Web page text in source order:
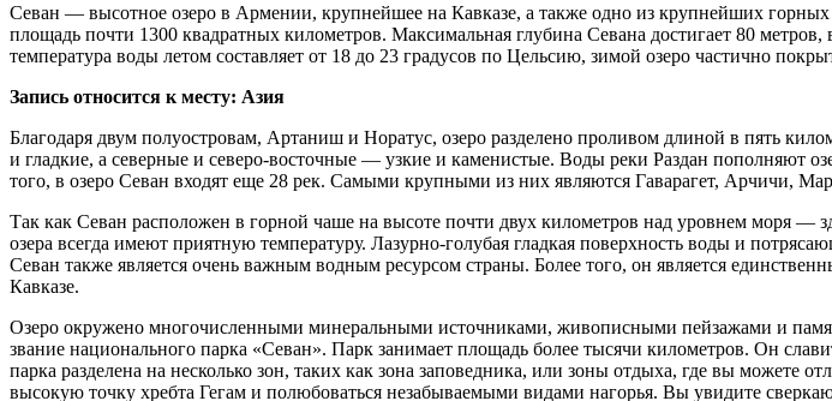
Севан — высотное озеро в Армении, крупнейшее на Кавказе, а также одно из крупнейших
площадь почти 1300 квадратных километров. Максимальная глубина Севана достигает 80
температура воды летом составляет от 18 до 23 градусов по Цельсию, зимой озеро частично
Запись относится к месту: Азия
Благодаря двум полуостровам, Артаниш и Норатус, озеро разделено проливом длиной в пять
и гладкие, а северные и северо-восточные — узкие и каменистые. Воды реки Раздан пополняют
того, в озеро Севан входят еще 28 рек. Самыми крупными из них являются Гаварагет, Арчичи,
Так как Севан расположен в горной чаше на высоте почти двух километров над уровнем моря —
озера всегда имеют приятную температуру. Лазурно-голубая гладкая поверхность воды и
Севан также является очень важным водным ресурсом страны. Более того, он является
Кавказе.
Озеро окружено многочисленными минеральными источниками, живописными пейзажами и
звание национального парка «Севан». Парк занимает площадь более тысячи километров. Он
парка разделена на несколько зон, таких как зона заповедника, или зоны отдыха, где вы
высокую точку хребта Гегам и полюбоваться незабываемыми видами нагорья. Вы увидите